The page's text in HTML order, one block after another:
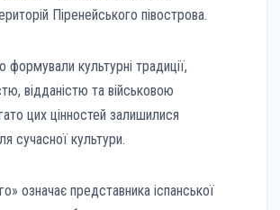
Піренейського півострова.
формували культурні традиції,
відданістю та військовою
цих цінностей залишилися
сучасної культури.
означає представника іспанської